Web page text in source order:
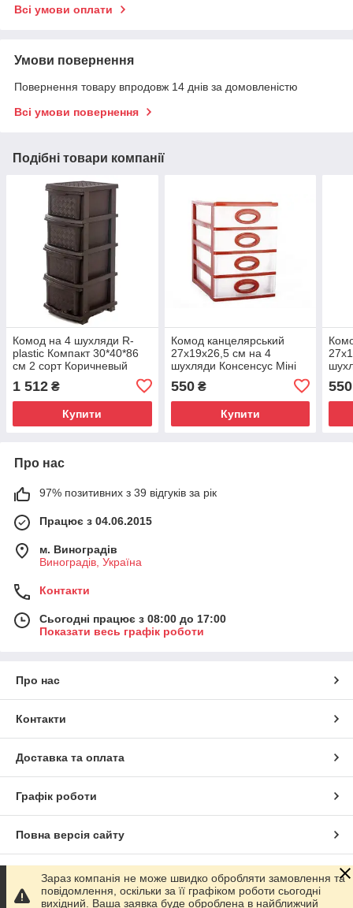
Всі умови оплати
Умови повернення
Повернення товару впродовж 14 днів за домовленістю
Всі умови повернення
Подібні товари компанії
Комод на 4 шухляди R-
plastic Компакт 30*40*86
см 2 сорт Коричневый
1 512 ₴
Купити
Комод канцелярський
27х19х26,5 см на 4
шухляди Консенсус Міні
550₴
Купити
550
Про нас
97% позитивних з 39 відгуків за рік
Працює з 04.06.2015
м. Виноградів
Виноградів, Україна
Контакти
Сьогодні працює з 08:00 до 17:00
Показати весь графік роботи
Про нас
Контакти
Доставка та оплата
Графік роботи
Повна версія сайту
Сайт створено на маркетплейсі Prom.ua
Зараз компанія не може швидко обробляти замовлення та
повідомлення, оскільки за її графіком роботи сьогодні
вихідний. Ваша заявка буде оброблена в найближчий